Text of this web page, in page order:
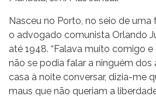
Nasceu no Porto, no seio de uma
o advogado comunista Orlando
até 1948. “Falava muito comigo
não se podia falar a ninguém dos
casa à noite conversar, dizia-me
maus que não queriam a